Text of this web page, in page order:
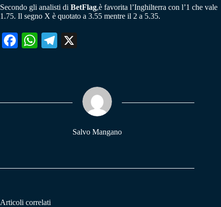
Secondo gli analisti di BetFlag,è favorita l’Inghilterra con l’1 che vale
1.75. Il segno X è quotato a 3.55 mentre il 2 a 5.35.
Fa W
pp
Te
m
Salvo Mangano
Articoli correlati